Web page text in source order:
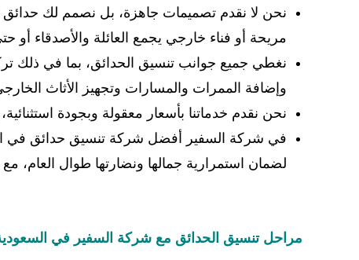
نحن لا نقدم تصميمات جاهزة، بل نصمم لك حدائق
مريحة أو فناء خارجي يجمع العائلة والأصدقاء أو
نغطي جميع جوانب تنسيق الحدائق، بما في ذلك
وإضافة الممرات والمسارات وتجهيز الأثاث
نحن نقدم خدماتنا بأسعار معقولة وبجودة
في شركة السفير أفضل شركة تنسيق حدائق في
لضمان استمرارية جمالها ونضارتها طوال العام،
مراحل تنسيق الحدائق مع شركة السفير في